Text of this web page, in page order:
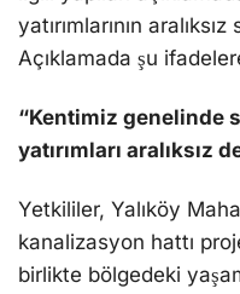
yatırımlarının
Açıklamada şu
“Kentimiz genelinde
yatırımları aralıksız
Yetkililer, Yalıköy
kanalizasyon hattı
birlikte bölgedeki